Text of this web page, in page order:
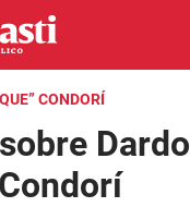
CONDORÍ
Dardo